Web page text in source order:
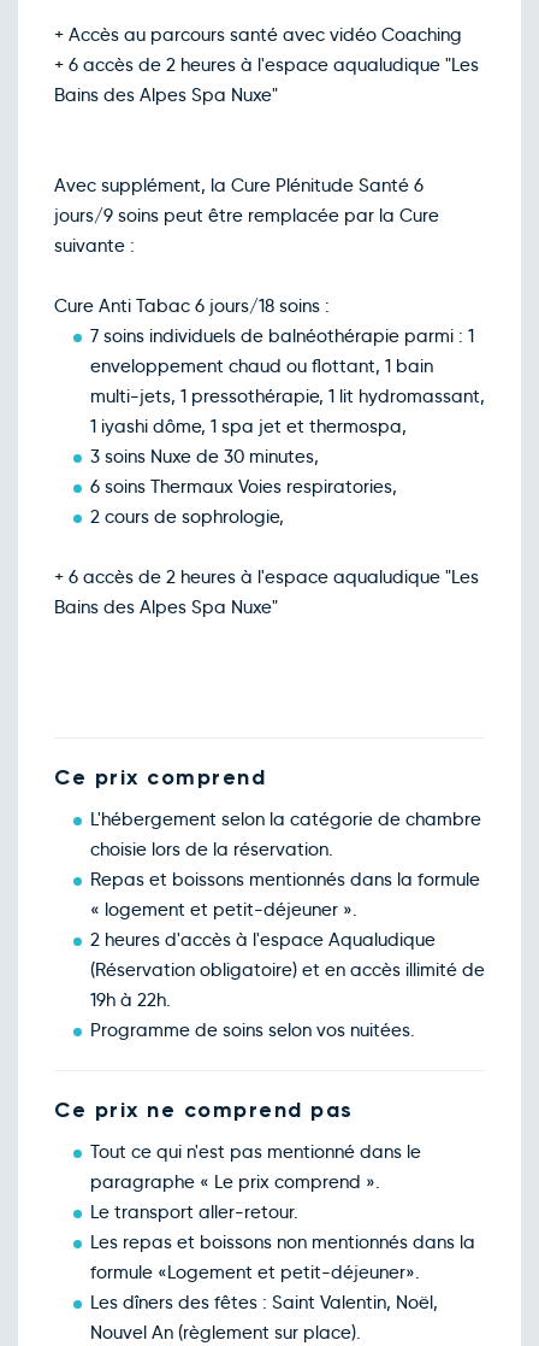
+ Accès au parcours santé avec vidéo Coaching
+ 6 accès de 2 heures à l'espace aqualudique "Les
Bains des Alpes Spa Nuxe"
Avec supplément, la Cure Plénitude Santé 6
jours/9 soins peut être remplacée par la Cure
suivante :
Cure Anti Tabac 6 jours/18 soins :
7 soins individuels de balnéothérapie parmi : 1
enveloppement chaud ou flottant, 1 bain
multi-jets, 1 pressothérapie, 1 lit hydromassant,
1 iyashi dôme, 1 spa jet et thermospa,
3 soins Nuxe de 30 minutes,
6 soins Thermaux Voies respiratories,
2 cours de sophrologie,
+ 6 accès de 2 heures à l'espace aqualudique "Les
Bains des Alpes Spa Nuxe"
Ce prix comprend
L'hébergement selon la catégorie de chambre
choisie lors de la réservation.
Repas et boissons mentionnés dans la formule
« logement et petit-déjeuner ».
2 heures d'accès à l'espace Aqualudique
(Réservation obligatoire) et en accès illimité de
19h à 22h.
Programme de soins selon vos nuitées.
Ce prix ne comprend pas
Tout ce qui n'est pas mentionné dans le
paragraphe « Le prix comprend ».
Le transport aller-retour.
Les repas et boissons non mentionnés dans la
formule «Logement et petit-déjeuner».
Les dîners des fêtes : Saint Valentin, Noël,
Nouvel An (règlement sur place).